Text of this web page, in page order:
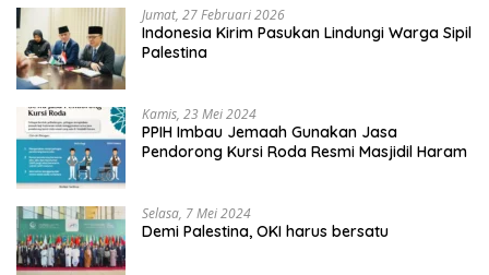
Jumat, 27 Februari 2026
Indonesia Kirim Pasukan Lindungi Warga Sipil
Palestina
Kamis, 23 Mei 2024
PPIH Imbau Jemaah Gunakan Jasa
Pendorong Kursi Roda Resmi Masjidil Haram
Selasa, 7 Mei 2024
Demi Palestina, OKI harus bersatu